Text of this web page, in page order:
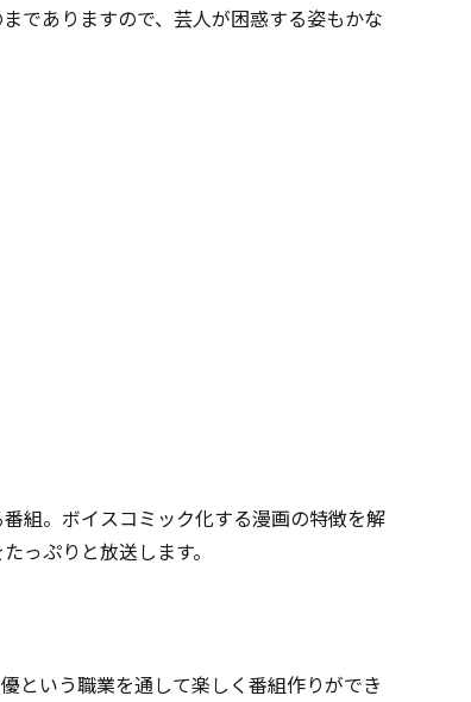
でありますので、芸人が困惑する姿もかな
組。ボイスコミック化する漫画の特徴を解
っぷりと放送します。
という職業を通して楽しく番組作りができ